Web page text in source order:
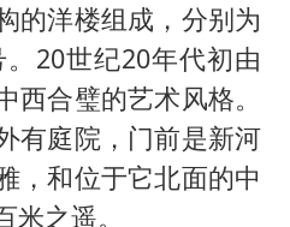
的洋楼组成，分别为
20世纪20年代初由
西合璧的艺术风格。
有庭院，门前是新河
，和位于它北面的中
之遥。